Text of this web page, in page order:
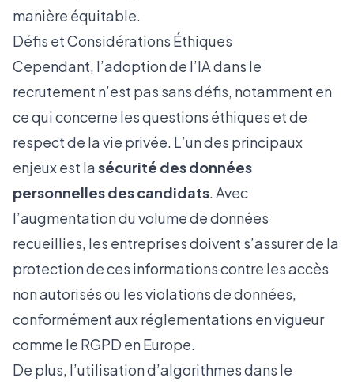
manière équitable.
Défis et Considérations Éthiques
Cependant, l’adoption de l’IA dans le
recrutement n’est pas sans défis, notamment en
ce qui concerne les questions éthiques et de
respect de la vie privée. L’un des principaux
enjeux est lasécurité des données
personnelles des candidats. Avec
l’augmentation du volume de données
recueillies, les entreprises doivent s’assurer de la
protection de ces informations contre les accès
non autorisés ou les violations de données,
conformément aux réglementations en vigueur
comme le RGPD en Europe.
De plus, l’utilisation d’algorithmes dans le